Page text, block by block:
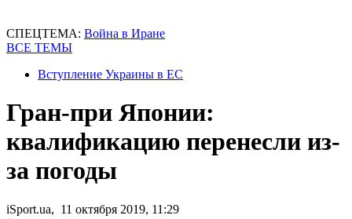
СПЕЦТЕМА: Война в Иране
ВСЕ ТЕМЫ
Вступление Украины в ЕС
Гран-при Японии:
квалификацию перенесли из-
за погоды
iSport.ua, 11 октября 2019, 11:29